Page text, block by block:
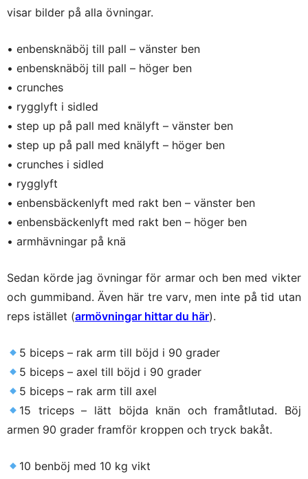
visar bilder på alla övningar.
• enbensknäböj till pall – vänster ben
• enbensknäböj till pall – höger ben
• crunches
• rygglyft i sidled
• step up på pall med knälyft – vänster ben
• step up på pall med knälyft – höger ben
• crunches i sidled
• rygglyft
• enbensbäckenlyft med rakt ben – vänster ben
• enbensbäckenlyft med rakt ben – höger ben
• armhävningar på knä
Sedan körde jag övningar för armar och ben med vikter
och gummiband. Även här tre varv, men inte på tid utan
reps istället (armövningar hittar du här).
5 biceps – rak arm till böjd i 90 grader
5 biceps – axel till böjd i 90 grader
5 biceps – rak arm till axel
15 triceps – lätt böjda knän och framåtlutad. Böj
armen 90 grader framför kroppen och tryck bakåt.
10 benböj med 10 kg vikt